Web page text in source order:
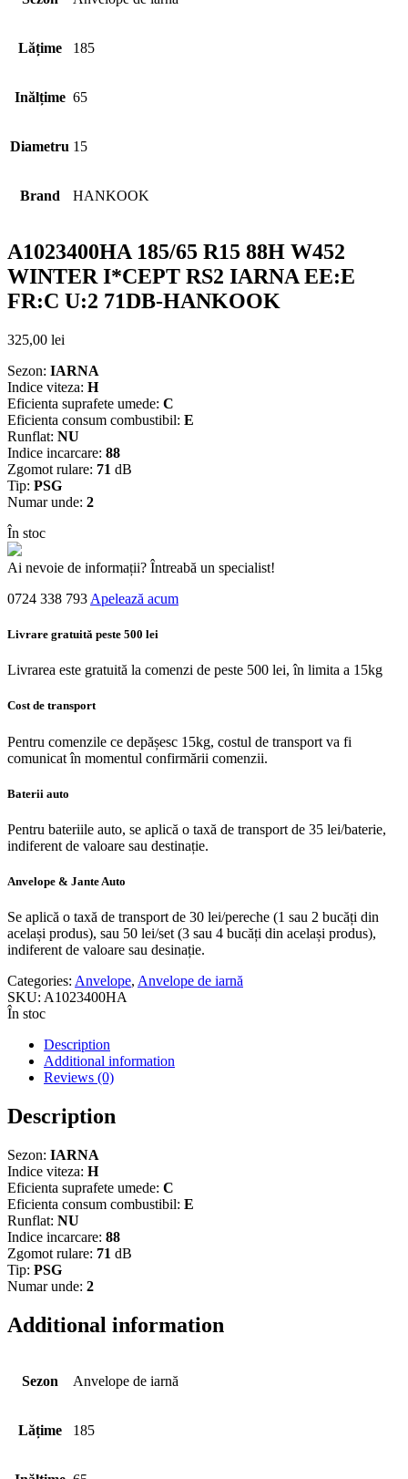
Lățime 185
Inălțime 65
Diametru 15
Brand HANKOOK
A1023400HA 185/65 R15 88H W452
WINTER I*CEPT RS2 IARNA EE:E
FR:C U:2 71DB-HANKOOK
325,00 lei
Sezon: IARNA
Indice viteza: H
Eficienta suprafete umede: C
Eficienta consum combustibil: E
Runflat: NU
Indice incarcare: 88
Zgomot rulare: 71 dB
Tip: PSG
Numar unde: 2
În stoc
Ai nevoie de informații? Întreabă un specialist!
0724 338 793 Apelează acum
Livrare gratuită peste 500 lei
Livrarea este gratuită la comenzi de peste 500 lei, în limita a 15kg
Cost de transport
Pentru comenzile ce depășesc 15kg, costul de transport va fi
comunicat în momentul confirmării comenzii.
Baterii auto
Pentru bateriile auto, se aplică o taxă de transport de 35 lei/baterie,
indiferent de valoare sau destinație.
Anvelope & Jante Auto
Se aplică o taxă de transport de 30 lei/pereche (1 sau 2 bucăți din
același produs), sau 50 lei/set (3 sau 4 bucăți din același produs),
indiferent de valoare sau desinație.
Categories: Anvelope, Anvelope de iarnă
SKU: A1023400HA
În stoc
Description
Additional information
Reviews (0)
Description
Sezon: IARNA
Indice viteza: H
Eficienta suprafete umede: C
Eficienta consum combustibil: E
Runflat: NU
Indice incarcare: 88
Zgomot rulare: 71 dB
Tip: PSG
Numar unde: 2
Additional information
Sezon Anvelope de iarnă
Lățime 185